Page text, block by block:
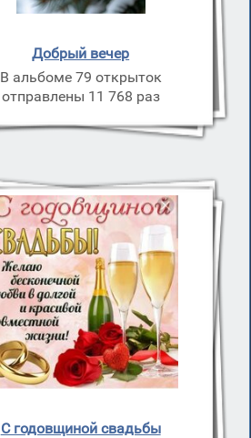
Добрый вечер
В альбоме 79 открыток
отправлены 11 768 раз
С годовщиной свадьбы